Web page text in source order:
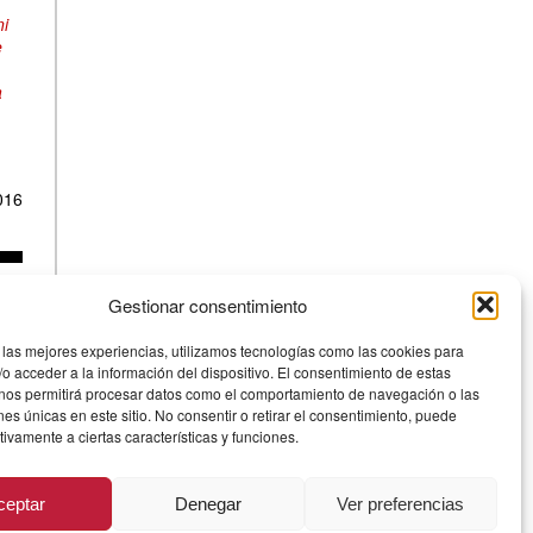
Gestionar consentimiento
mejores experiencias, utilizamos tecnologías como las cookies para
acceder a la información del dispositivo. El consentimiento de estas
permitirá procesar datos como el comportamiento de navegación o las
únicas en este sitio. No consentir o retirar el consentimiento, puede
a ciertas características y funciones.
Denegar Ver preferencias